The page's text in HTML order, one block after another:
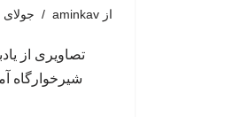
از aminkav جولای 18, 2026
تصاویری از
شیرخوارگاه